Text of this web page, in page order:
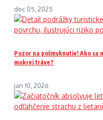
dec 05, 2025
Pozor na pošmyknutie! Ako sa
mokrej tráve?
jan 10, 2026